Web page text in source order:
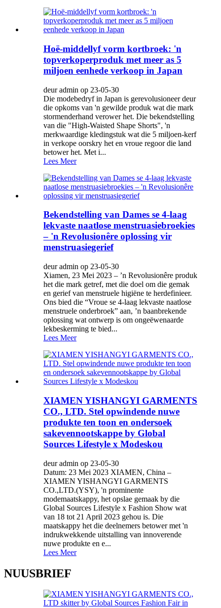
Hoë-middellyf vorm kortbroek: 'n
topverkoperproduk met meer as 5
miljoen eenhede verkoop in Japan
deur admin op 23-05-30
Die modebedryf in Japan is gerevolusioneer deur
die opkoms van 'n gewilde produk wat die mark
stormenderhand verower het. Die bekendstelling
van die "High-Waisted Shape Shorts", 'n
merkwaardige kledingstuk wat die 5 miljoen-kerf
in verkope oorskry het en vroue regoor die land
betower het. Met i...
Lees Meer
Bekendstelling van Dames se 4-laag
lekvaste naatlose menstruasiebroekies
– 'n Revolusionêre oplossing vir
menstruasiegerief
deur admin op 23-05-30
Xiamen, 23 Mei 2023 – ’n Revolusionêre produk
het die mark getref, met die doel om die gemak
en gerief van menstruele higiëne te herdefinieer.
Ons bied die “Vroue se 4-laag lekvaste naatlose
menstruele onderbroek” aan, ’n baanbrekende
oplossing wat ontwerp is om ongeëwenaarde
lekbeskerming te bied...
Lees Meer
XIAMEN YISHANGYI GARMENTS
CO., LTD. Stel opwindende nuwe
produkte ten toon en ondersoek
sakevennootskappe by Global
Sources Lifestyle x Modeskou
deur admin op 23-05-30
Datum: 23 Mei 2023 XIAMEN, China –
XIAMEN YISHANGYI GARMENTS
CO.,LTD.(YSY), 'n prominente
modemaatskappy, het opslae gemaak by die
Global Sources Lifestyle x Fashion Show wat
van 18 tot 21 April 2023 gehou is. Die
maatskappy het die deelnemers betower met 'n
indrukwekkende uitstalling van innoverende
nuwe produkte en e...
Lees Meer
NUUSBRIEF